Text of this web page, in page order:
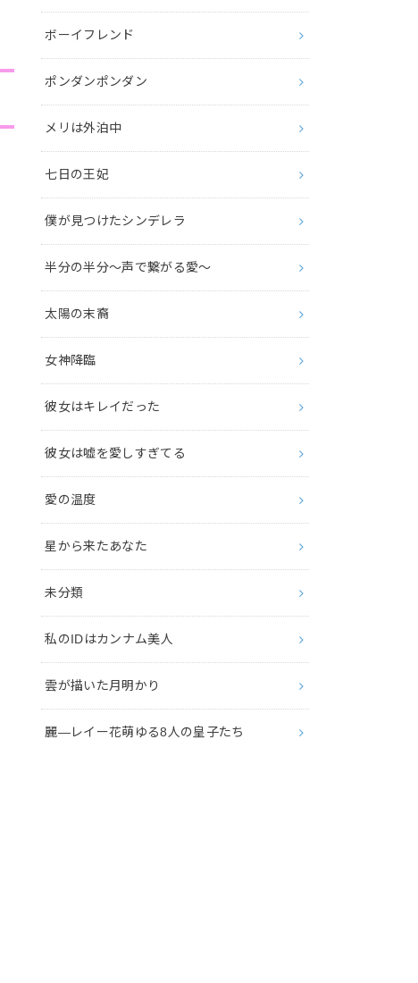
ボーイフレンド
ポンダンポンダン
メリは外泊中
七日の王妃
僕が見つけたシンデレラ
半分の半分～声で繋がる愛～
太陽の末裔
女神降臨
彼女はキレイだった
彼女は嘘を愛しすぎてる
愛の温度
星から来たあなた
未分類
私のIDはカンナム美人
雲が描いた月明かり
麗―レイー花萌ゆる8人の皇子たち